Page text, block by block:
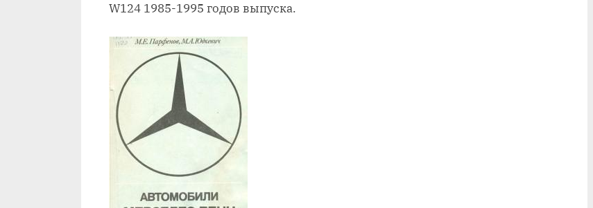
W124 1985-1995 годов выпуска.